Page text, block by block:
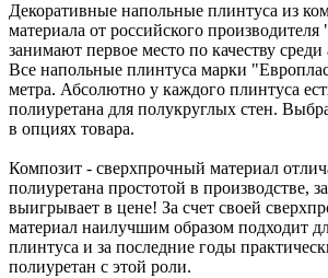
Декоративные напольные плинтуса из
материала от российского
занимают первое место по качеству
Все напольные плинтуса марки
метра. Абсолютно у каждого плинтуса
полиуретана для полукруглых стен.
в опциях товара.
Композит - сверхпрочный материал
полиуретана простотой в производстве,
выигрывает в цене! За счет своей
материал наилучшим образом подходит
плинтуса и за последние годы
полиуретан с этой роли.